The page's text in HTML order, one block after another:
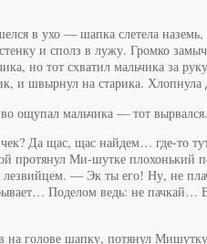
в ухо — шапка слетела
и сполз в лужу. Громко
но тот схватил мальчика за
и швырнул на старика. Хлопнула
ощупал мальчика — тот вырвался.
Да щас, щас найдем… где-то
протянул Ми-шутке плохонький
— Эк ты его! Ну, не
Поделом ведь: не пачкай…
на голове шапку, потянул